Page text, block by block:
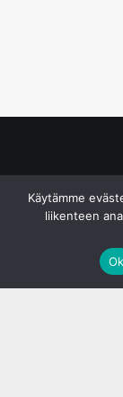
Käytämme
liikenteen
Ok